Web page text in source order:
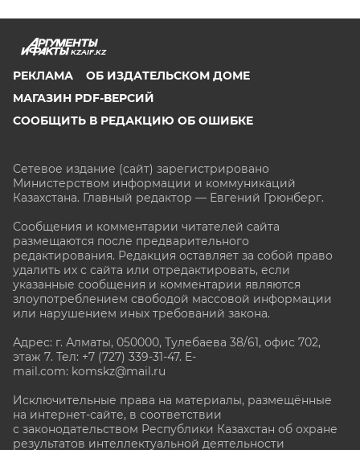
KZAIF.KZ
РЕКЛАМА
ОБ ИЗДАТЕЛЬСКОМ ДОМЕ
МАГАЗИН PDF-ВЕРСИЙ
СООБЩИТЬ В РЕДАКЦИЮ ОБ ОШИБКЕ
Сетевое издание (сайт) зарегистрировано
Министерством информации и коммуникаций
Казахстана. Главный редактор — Евгений Грюнберг.
Сообщения и комментарии читателей сайта
размещаются после предварительного
редактирования. Редакция оставляет за собой право
удалить их с сайта или отредактировать, если
указанные сообщения и комментарии являются
злоупотреблением свободой массовой информации
или нарушением иных требований закона.
Адрес: г. Алматы, 050000, Тулебаева 38/61, офис 702,
этаж 7. Тел: +7 (727) 339-31-47. E-
mail.com: komskz@mail.ru
Исключительные права на материалы, размещённые
на интернет-сайте, в соответствии
с законодательством Республики Казахстан об охране
результатов интеллектуальной деятельности